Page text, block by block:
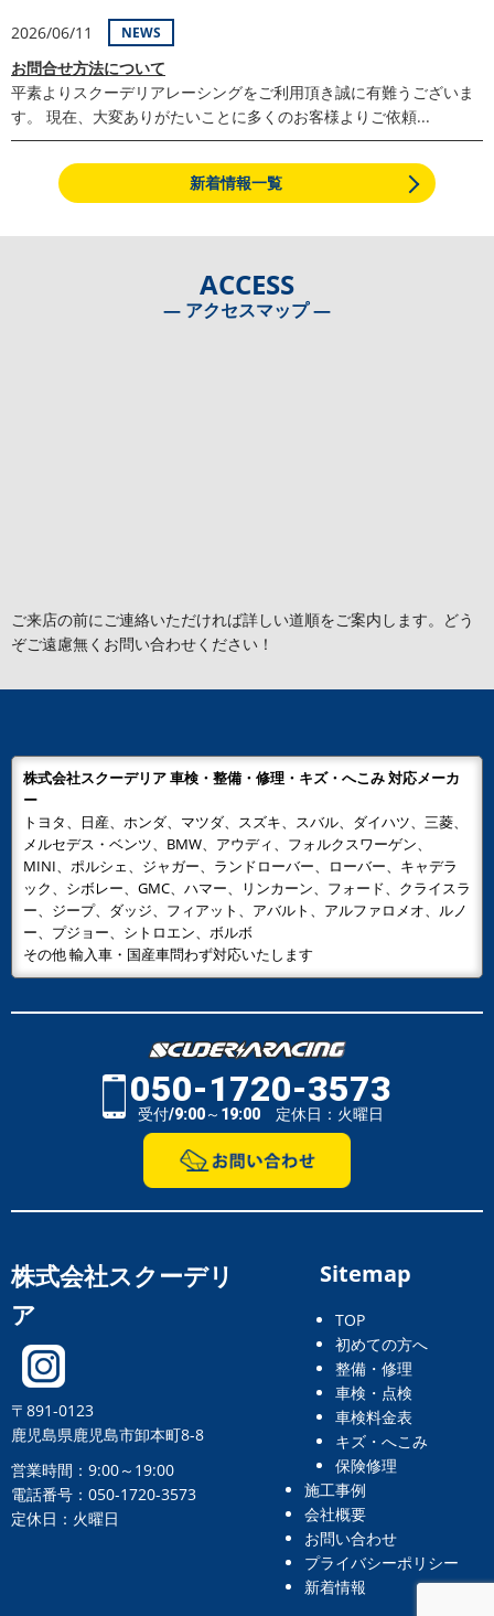
2026/06/11 NEWS
お問合せ方法について
平素よりスクーデリアレーシングをご利用頂き誠に有難うございま
す。 現在、大変ありがたいことに多くのお客様よりご依頼...
新着情報一覧
ACCESS
― アクセスマップ ―
ご来店の前にご連絡いただければ詳しい道順をご案内します。どう
ぞご遠慮無くお問い合わせください！
株式会社スクーデリア 車検・整備・修理・キズ・へこみ 対応メーカ
ー
トヨタ、日産、ホンダ、マツダ、スズキ、スバル、ダイハツ、三菱、
メルセデス・ベンツ、BMW、アウディ、フォルクスワーゲン、
MINI、ポルシェ、ジャガー、ランドローバー、ローバー、キャデラ
ック、シボレー、GMC、ハマー、リンカーン、フォード、クライスラ
ー、ジープ、ダッジ、フィアット、アバルト、アルファロメオ、ルノ
ー、プジョー、シトロエン、ボルボ
その他 輸入車・国産車問わず対応いたします
050-1720-3573
受付/9:00～19:00 定休日：火曜日
株式会社スクーデリ
ア
〒891-0123
鹿児島県鹿児島市卸本町8-8
営業時間：9:00～19:00
電話番号：050-1720-3573
定休日：火曜日
Sitemap
TOP
初めての方へ
整備・修理
車検・点検
車検料金表
キズ・へこみ
保険修理
施工事例
会社概要
お問い合わせ
プライバシーポリシー
新着情報